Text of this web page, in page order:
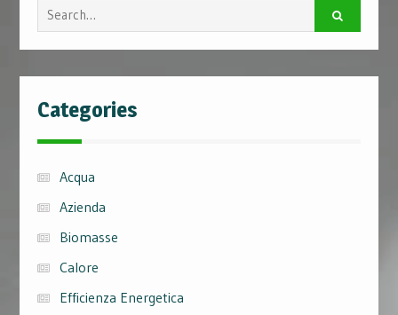
Search
for:
Categories
Acqua
Azienda
Biomasse
Calore
Efficienza Energetica